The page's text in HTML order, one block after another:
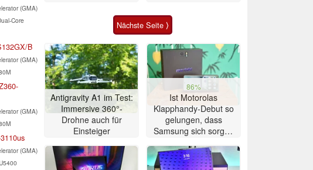
(GMA)
Core
B
(GMA)
(GMA)
(GMA)
Nächste Seite ⟩
Antigravity A1 im Test:
Immersive 360°-
Drohne auch für
Einsteiger
86%
Ist Motorolas
Klapphandy-Debut so
gelungen, dass
Samsung sich sorgen
Smartphone im Test